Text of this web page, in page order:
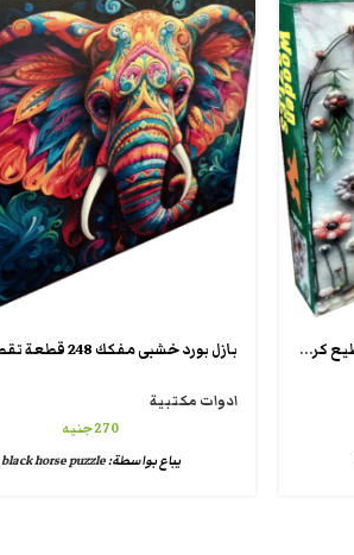
بازل بورد خشبى مفكك 248 قطعة تقطيع كريزى شيبس wooden crazy puzzle
ادوات مكتبية
270جنيه
يباع بواسطة:black horse puzzle